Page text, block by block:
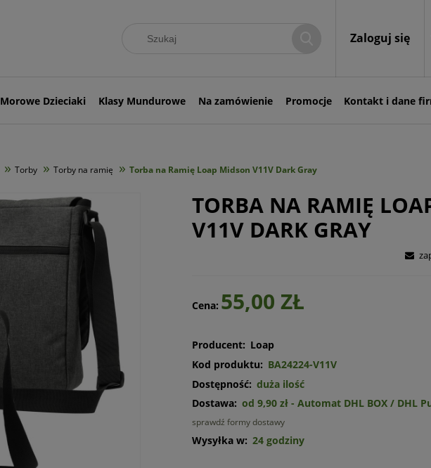
Zaloguj się
Morowe Dzieciaki Klasy Mundurowe Na zamówienie Promocje Kontakt i dane
» Torby » Torby na ramię » Torba na Ramię Loap Midson V11V Dark Gray
TORBA NA RAMIĘ
V11V DARK GRAY
Cena: 55,00 ZŁ
Producent: Loap
Kod produktu: BA24224-V11V
Dostępność: duża ilość
Dostawa: od 9,90 zł - Automat DHL BOX / DHL
Cena nie zawiera ewentualnych
kosztów płatności
sprawdź formy dostawy
Wysyłka w: 24 godziny